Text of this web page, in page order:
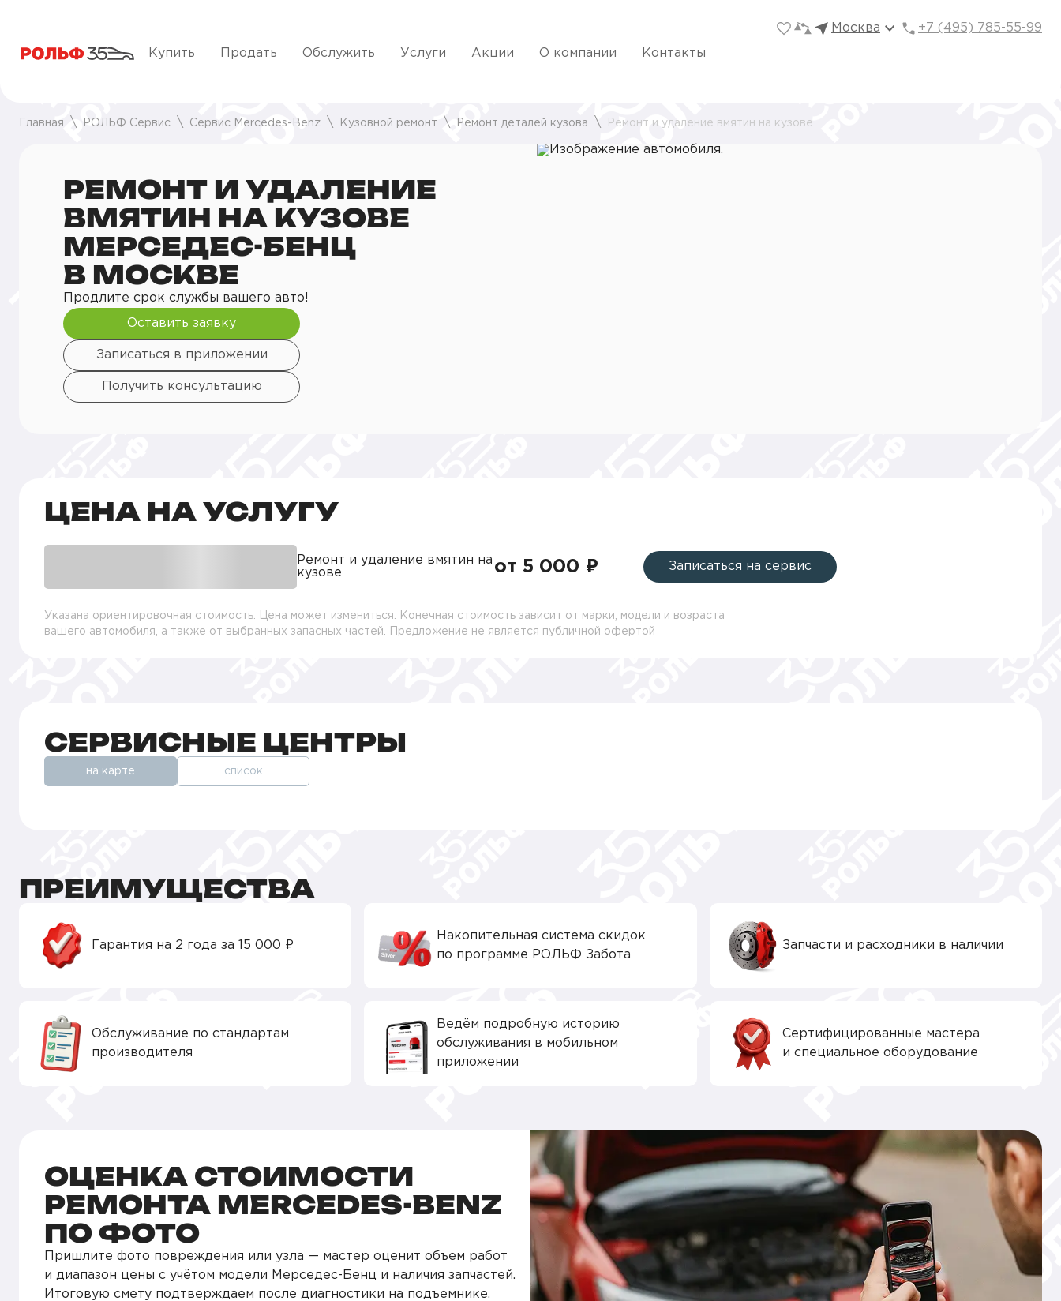
Москва +7 (495) 785-55-99
Купить Продать Обслужить Услуги Акции О компании Контакты
Главная РОЛЬФ Сервис Сервис Mercedes-Benz Кузовной ремонт Ремонт деталей кузова Ремонт и удаление вмятин на кузове
РЕМОНТ И УДАЛЕНИЕ
ВМЯТИН НА КУЗОВЕ
МЕРСЕДЕС-БЕНЦ
В МОСКВЕ
Продлите срок службы вашего авто!
Оставить заявку
Записаться в приложении
Получить консультацию
ЦЕНА НА УСЛУГУ
Ремонт и удаление вмятин на
кузове
от 5 000 ₽ Записаться на сервис
Указана ориентировочная стоимость. Цена может измениться. Конечная стоимость зависит от марки, модели и возраста
вашего автомобиля, а также от выбранных запасных частей. Предложение не является публичной офертой
СЕРВИСНЫЕ ЦЕНТРЫ
на карте список
ПРЕИМУЩЕСТВА
Гарантия на 2 года за 15 000 ₽
Накопительная система скидок
по программе РОЛЬФ Забота
Запчасти и расходники в наличии
Обслуживание по стандартам
производителя
Ведём подробную историю
обслуживания в мобильном
приложении
Сертифицированные мастера
и специальное оборудование
ОЦЕНКА СТОИМОСТИ
РЕМОНТА MERCEDES-BENZ
ПО ФОТО
Пришлите фото повреждения или узла — мастер оценит объем работ
и диапазон цены с учётом модели Мерседес-Бенц и наличия запчастей.
Итоговую смету подтверждаем после диагностики на подъемнике.